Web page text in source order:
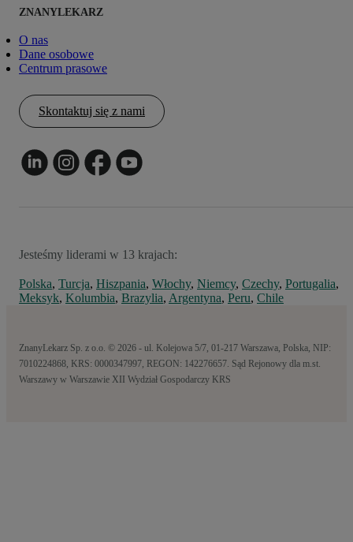
ZNANYLEKARZ
O nas
Dane osobowe
Centrum prasowe
Skontaktuj się z nami
Jesteśmy liderami w 13 krajach:
Polska, Turcja, Hiszpania, Włochy, Niemcy, Czechy, Portugalia,
Meksyk, Kolumbia, Brazylia, Argentyna, Peru, Chile
ZnanyLekarz Sp. z o.o. © 2026 - ul. Kolejowa 5/7, 01-217 Warszawa, Polska, NIP:
7010224868, KRS: 0000347997, REGON: 142276657. Sąd Rejonowy dla m.st.
Warszawy w Warszawie XII Wydział Gospodarczy KRS